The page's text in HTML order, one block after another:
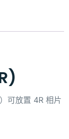
可放置 4R 相片